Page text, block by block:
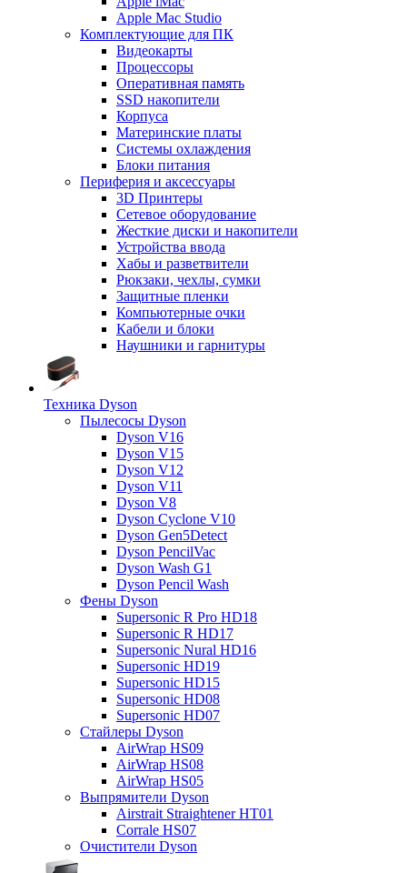
Apple Mac Studio
Комплектующие для ПК
Видеокарты
Процессоры
Оперативная память
SSD накопители
Корпуса
Материнские платы
Системы охлаждения
Блоки питания
Периферия и аксессуары
3D Принтеры
Сетевое оборудование
Жесткие диски и накопители
Устройства ввода
Хабы и разветвители
Рюкзаки, чехлы, сумки
Защитные пленки
Компьютерные очки
Кабели и блоки
Наушники и гарнитуры
Техника Dyson
Пылесосы Dyson
Dyson V16
Dyson V15
Dyson V12
Dyson V11
Dyson V8
Dyson Cyclone V10
Dyson Gen5Detect
Dyson PencilVac
Dyson Wash G1
Dyson Pencil Wash
Фены Dyson
Supersonic R Pro HD18
Supersonic R HD17
Supersonic Nural HD16
Supersonic HD19
Supersonic HD15
Supersonic HD08
Supersonic HD07
Стайлеры Dyson
AirWrap HS09
AirWrap HS08
AirWrap HS05
Выпрямители Dyson
Airstrait Straightener HT01
Corrale HS07
Очистители Dyson